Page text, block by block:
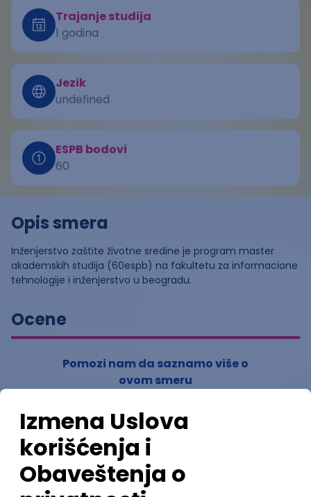
Trajanje studija
1 godina
Jezik
undefined
ESPB bodovi
60
Opis smera
Inženjerstvo zaštite životne sredine je program master
akademskih studija (60espb) na fakultetu za informacione
tehnologije i inženjerstvo u beogradu.
Ocene
Pomozi nam da saznamo više o
ovom smeru
ocena)
Ostavi ocenu